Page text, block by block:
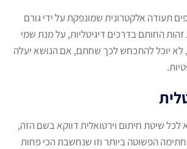
תעודה אלקטרונית שמונפקת על ידי גורם
החותם בדרכים דיגיטליות, על מנת שמי
יוכל להתכחש לכך שחתם, אם הנושא יעלה
לכל שיטת חיתום וירטואלית דווקא בשם הזה,
הפשוטה ביותר וזו שנחשבת הכי פחות